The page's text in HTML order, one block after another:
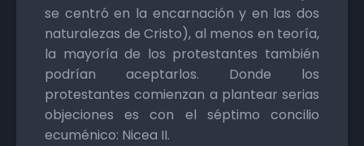
se centró en la encarnación y en las dos
naturalezas de Cristo), al menos en teoría,
la mayoría de los protestantes también
podrían aceptarlos. Donde los
protestantes comienzan a plantear serias
objeciones es con el séptimo concilio
ecuménico: Nicea II.